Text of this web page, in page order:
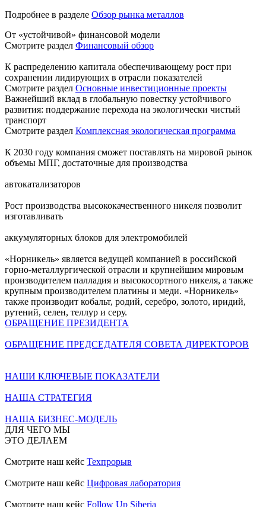
Подробнее в разделе Обзор рынка металлов
От «устойчивой» финансовой модели
Смотрите раздел Финансовый обзор
К распределению капитала обеспечивающему рост при
сохранении лидирующих в отрасли показателей
Смотрите раздел Основные инвестиционные проекты
Важнейший вклад в глобальную повестку устойчивого
развития: поддержание перехода на экологически чистый
транспорт
Смотрите раздел Комплексная экологическая программа
К 2030 году компания сможет поставлять на мировой рынок
объемы МПГ, достаточные для производства
автокатализаторов
Рост производства высококачественного никеля позволит
изготавливать
аккумуляторных блоков для электромобилей
«Норникель» является ведущей компанией в российской
горно-металлургической отрасли и крупнейшим мировым
производителем палладия и высокосортного никеля, а также
крупным производителем платины и меди. «Норникель»
также производит кобальт, родий, серебро, золото, иридий,
рутений, селен, теллур и серу.
ОБРАЩЕНИЕ ПРЕЗИДЕНТА
ОБРАЩЕНИЕ ПРЕДСЕДАТЕЛЯ СОВЕТА ДИРЕКТОРОВ
НАШИ КЛЮЧЕВЫЕ ПОКАЗАТЕЛИ
НАША СТРАТЕГИЯ
НАША БИЗНЕС-МОДЕЛЬ
ДЛЯ ЧЕГО МЫ
ЭТО ДЕЛАЕМ
Смотрите наш кейс Техпрорыв
Смотрите наш кейс Цифровая лаборатория
Смотрите наш кейс Follow Up Siberia